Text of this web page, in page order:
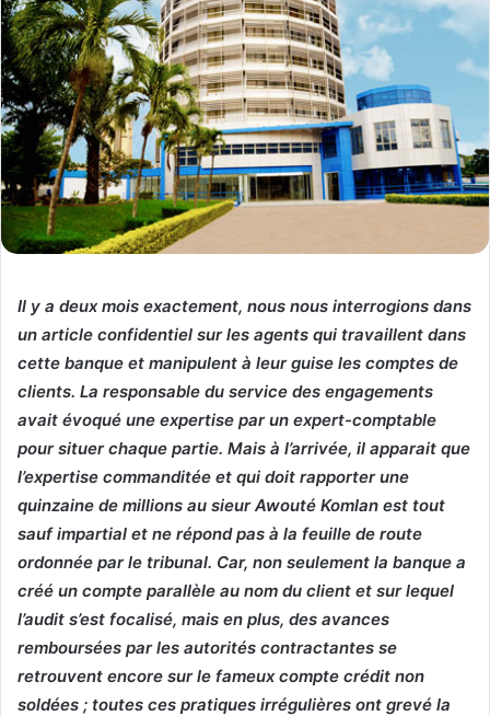
Il y a deux mois exactement, nous nous interrogions dans
un article confidentiel sur les agents qui travaillent dans
cette banque et manipulent à leur guise les comptes de
clients. La responsable du service des engagements
avait évoqué une expertise par un expert-comptable
pour situer chaque partie. Mais à l’arrivée, il apparait que
l’expertise commanditée et qui doit rapporter une
quinzaine de millions au sieur Awouté Komlan est tout
sauf impartial et ne répond pas à la feuille de route
ordonnée par le tribunal. Car, non seulement la banque a
créé un compte parallèle au nom du client et sur lequel
l’audit s’est focalisé, mais en plus, des avances
remboursées par les autorités contractantes se
retrouvent encore sur le fameux compte crédit non
soldées ; toutes ces pratiques irrégulières ont grevé la